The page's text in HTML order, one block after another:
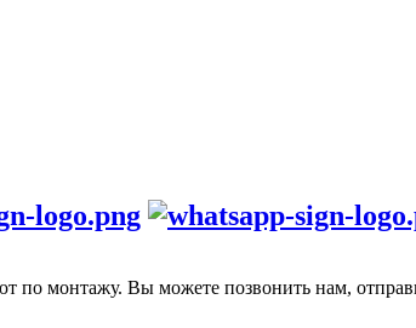
монтажу. Вы можете позвонить нам,